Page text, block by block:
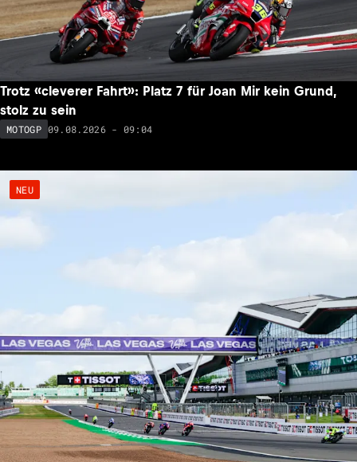
Trotz «cleverer Fahrt»: Platz 7 für Joan Mir kein Grund,
stolz zu sein
MOTOGP 09.08.2026 - 09:04
NEU